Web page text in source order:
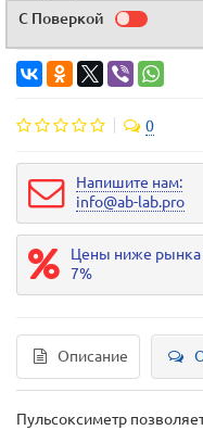
С Поверкой
0
Напишите нам:
info@ab-lab.pro
Цены ниже рынка
7%
Описание
Пульсоксиметр